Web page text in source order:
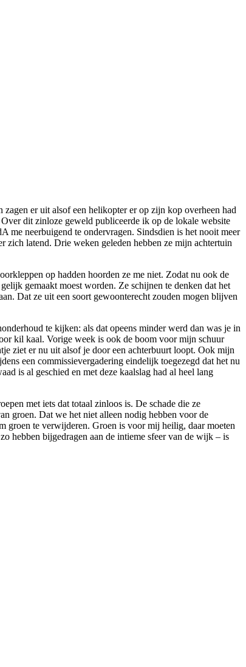
er uit alsof een helikopter er op zijn kop overheen had
dit zinloze geweld publiceerde ik op de lokale website
me neerbuigend te ondervragen. Sindsdien is het nooit meer
zich latend. Drie weken geleden hebben ze mijn achtertuin
op hadden hoorden ze me niet. Zodat nu ook de
gemaakt moest worden. Ze schijnen te denken dat het
Dat ze uit een soort gewoonterecht zouden mogen blijven
te kijken: als dat opeens minder werd dan was je in
kil kaal. Vorige week is ook de boom voor mijn schuur
ziet er nu uit alsof je door een achterbuurt loopt. Ook mijn
een commissievergadering eindelijk toegezegd dat het nu
is al geschied en met deze kaalslag had al heel lang
met iets dat totaal zinloos is. De schade die ze
groen. Dat we het niet alleen nodig hebben voor de
groen te verwijderen. Groen is voor mij heilig, daar moeten
hebben bijgedragen aan de intieme sfeer van de wijk – is